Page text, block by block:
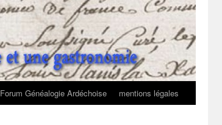
Forum Généalogie Ardéchoise mentions légales